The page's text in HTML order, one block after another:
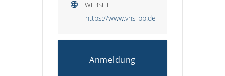
WEBSITE
https://www.vhs-bb.de
Anmeldung